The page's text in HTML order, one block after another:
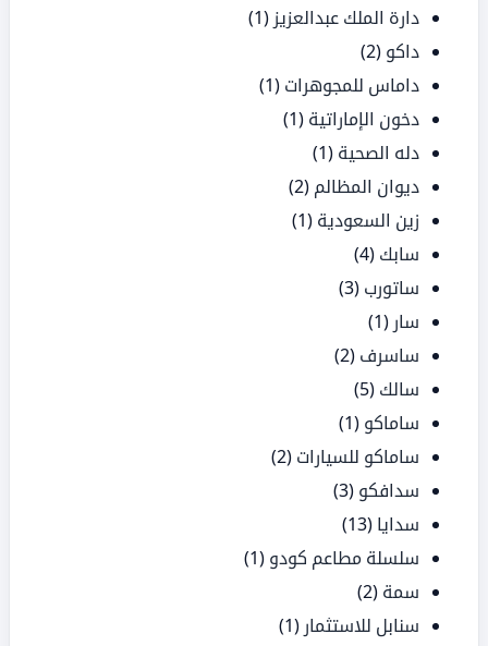
دارة الملك عبدالعزيز (1)
داكو (2)
داماس للمجوهرات (1)
دخون الإماراتية (1)
دله الصحية (1)
ديوان المظالم (2)
زين السعودية (1)
سابك (4)
ساتورب (3)
سار (1)
ساسرف (2)
سالك (5)
ساماكو (1)
ساماكو للسيارات (2)
سدافكو (3)
سدايا (13)
سلسلة مطاعم كودو (1)
سمة (2)
سنابل للاستثمار (1)